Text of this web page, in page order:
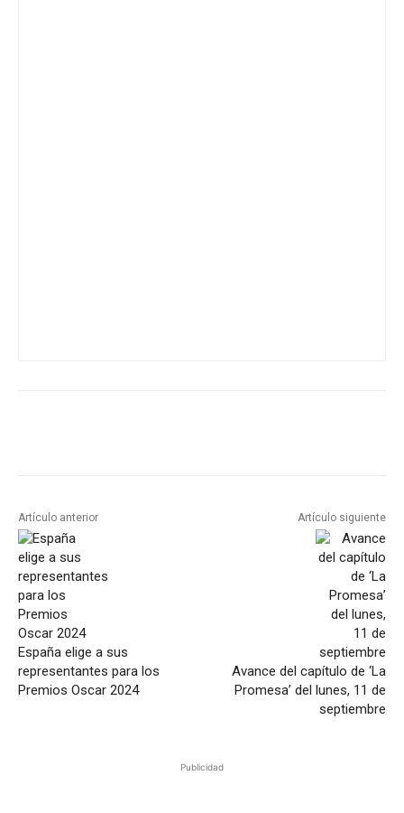
Artículo anterior
España elige a sus
representantes para los
Premios Oscar 2024
Artículo siguiente
Avance del capítulo de ‘La
Promesa’ del lunes, 11 de
septiembre
Publicidad